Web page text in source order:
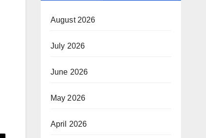
August 2026
July 2026
June 2026
May 2026
April 2026